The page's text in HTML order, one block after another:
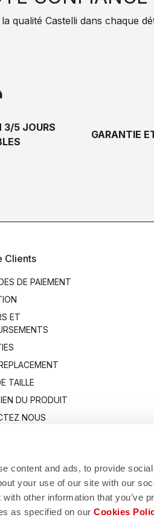
content and ads, to provide
your use of our site with our
other information that you’ve
as specified on ourCookies
qualité Castelli dans chaque
3/5 JOURS
GARANTIE
Clients
DE PAIEMENT
ET
TAILLE
DU PRODUIT
NOUS